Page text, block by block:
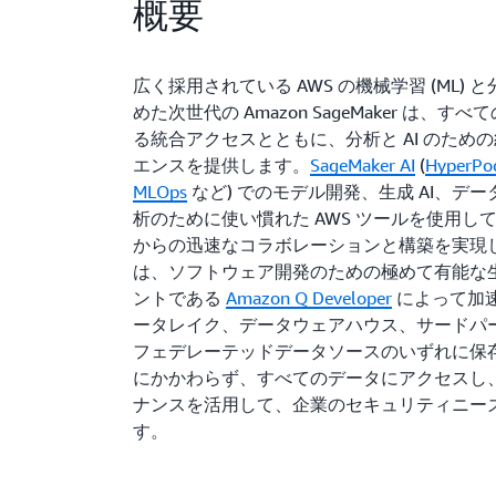
概要
広く採用されている AWS の機械学習 (ML) と
めた次世代の Amazon SageMaker は、すべ
る統合アクセスとともに、分析と AI のため
エンスを提供します。 SageMaker AI (
MLOps など) でのモデル開発、生成 AI、デー
析のために使い慣れた AWS ツールを使用し
からの迅速なコラボレーションと構築を実現
は、ソフトウェア開発のための極めて有能な
ントであるAmazon Q Developer によって加
ータレイク、データウェアハウス、サードパ
フェデレーテッドデータソースのいずれに保
にかかわらず、すべてのデータにアクセスし
ナンスを活用して、企業のセキュリティニー
す。